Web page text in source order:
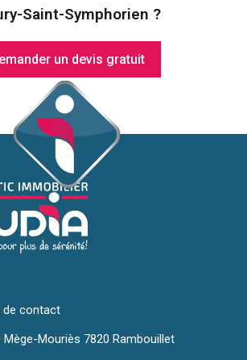
Saint-Symphorien ?
un devis gratuit
de contact
Mège-Mouriès 7820 Rambouillet